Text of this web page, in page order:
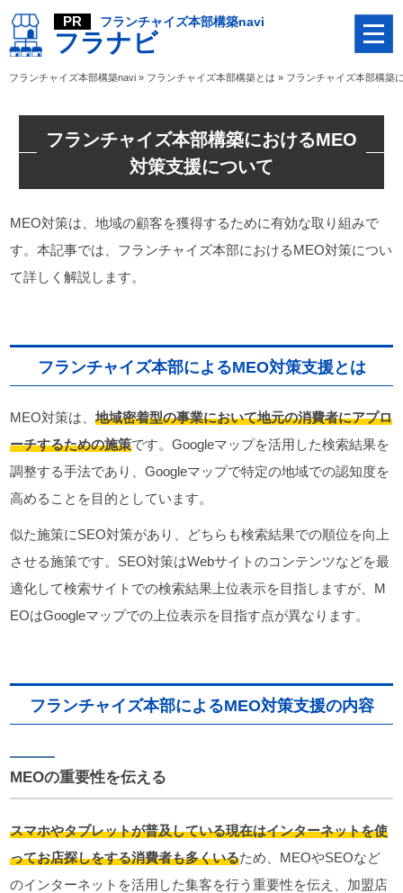
フランチャイズ本部構築navi
フラナビ
フランチャイズ本部構築navi » フランチャイズ本部構築とは » フランチャイズ本部構築
フランチャイズ本部構築におけるMEO
対策支援について
MEO対策は、地域の顧客を獲得するために有効な取り組みで
す。本記事では、フランチャイズ本部におけるMEO対策につい
て詳しく解説します。
フランチャイズ本部によるMEO対策支援とは
MEO対策は、地域密着型の事業において地元の消費者にアプロ
ーチするための施策です。Googleマップを活用した検索結果を
調整する手法であり、Googleマップで特定の地域での認知度を
高めることを目的としています。
似た施策にSEO対策があり、どちらも検索結果での順位を向上
させる施策です。SEO対策はWebサイトのコンテンツなどを最
適化して検索サイトでの検索結果上位表示を目指しますが、M
EOはGoogleマップでの上位表示を目指す点が異なります。
フランチャイズ本部によるMEO対策支援の内容
MEOの重要性を伝える
スマホやタブレットが普及している現在はインターネットを使
ってお店探しをする消費者も多くいるため、MEOやSEOなど
のインターネットを活用した集客を行う重要性を伝え、加盟店